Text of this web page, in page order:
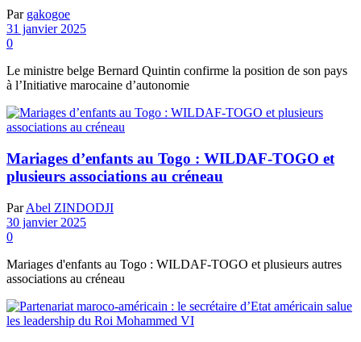
Par gakogoe
31 janvier 2025
0
Le ministre belge Bernard Quintin confirme la position de son pays
à l’Initiative marocaine d’autonomie
Mariages d’enfants au Togo : WILDAF-TOGO et
plusieurs associations au créneau
Par Abel ZINDODJI
30 janvier 2025
0
Mariages d'enfants au Togo : WILDAF-TOGO et plusieurs autres
associations au créneau